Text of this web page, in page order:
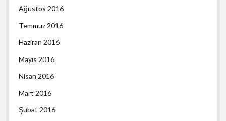
Ağustos 2016
Temmuz 2016
Haziran 2016
Mayıs 2016
Nisan 2016
Mart 2016
Şubat 2016